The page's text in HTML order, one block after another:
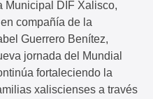
Municipal DIF Xalisco,
compañía de la
Guerrero Benítez,
jornada del Mundial
fortaleciendo la
xaliscienses a través